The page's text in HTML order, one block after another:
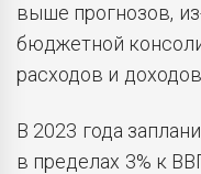
выше прогнозов,
бюджетной
расходов и
В 2023 года
в пределах 3% к